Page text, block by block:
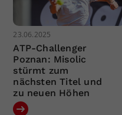
23.06.2025
ATP-Challenger
Poznan: Misolic
stürmt zum
nächsten Titel und
zu neuen Höhen